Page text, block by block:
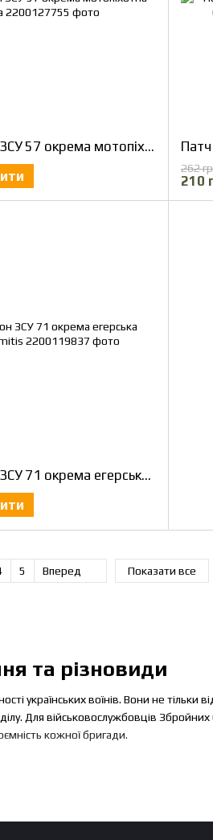
та різновиди
українських воїнів. Вони не
Для військовослужбовців
кожної бригади.
Патч / шеврон ЗСУ 57 окрема мотопіхотна бригада
262
210
Патч / шеврон ЗСУ 71 окрема егерська бригада Immitis
5 Вперед Показати все